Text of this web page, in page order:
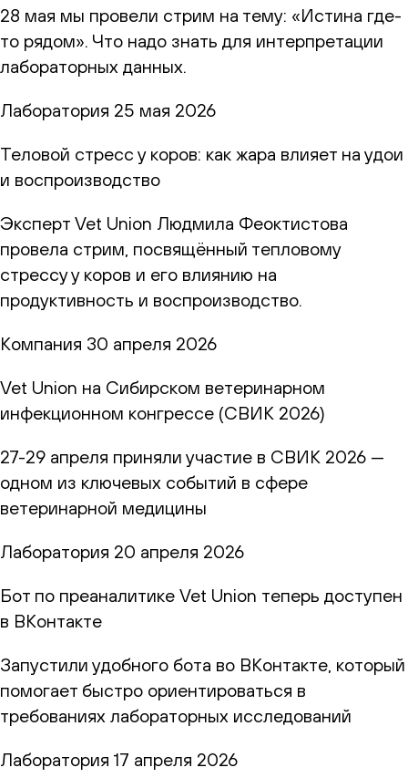
28 мая мы провели стрим на тему: «Истина где-
то рядом». Что надо знать для интерпретации
лабораторных данных.
Лаборатория 25 мая 2026
Теловой стресс у коров: как жара влияет на удои
и воспроизводство
Эксперт Vet Union Людмила Феоктистова
провела стрим, посвящённый тепловому
стрессу у коров и его влиянию на
продуктивность и воспроизводство.
Компания 30 апреля 2026
Vet Union на Сибирском ветеринарном
инфекционном конгрессе (СВИК 2026)
27-29 апреля приняли участие в СВИК 2026 —
одном из ключевых событий в сфере
ветеринарной медицины
Лаборатория 20 апреля 2026
Бот по преаналитике Vet Union теперь доступен
в ВКонтакте
Запустили удобного бота во ВКонтакте, который
помогает быстро ориентироваться в
требованиях лабораторных исследований
Лаборатория 17 апреля 2026